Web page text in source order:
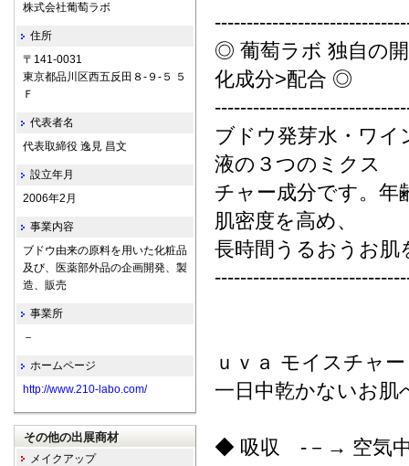
◎ 葡萄ラボ 独自の
化成分>配合 ◎
ブドウ発芽水・ワイ
液の３つのミクス
チャー成分です。
肌密度を高め、
長時間うるおうお肌
ｕｖａ モイスチャ
一日中乾かないお肌
◆ 吸収 -－→ 空気中
株式会社葡萄ラボ
住所
〒141-0031
東京都品川区西五反田８-９-５ ５
Ｆ
代表者名
代表取締役 逸見 昌文
設立年月
2006年2月
事業内容
ブドウ由来の原料を用いた化粧品
及び、医薬部外品の企画開発、製
造、販売
事業所
－
ホームページ
http://www.210-labo.com/
その他の出展商材
メイクアップ